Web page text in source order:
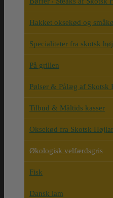
Hakket oksekød og
Specialiteter fra skotsk
På grillen
Pølser & Pålæg af Skotsk
Tilbud & Måltids kasser
Oksekød fra Skotsk
Økologisk velfærdsgris
Fisk
Dansk lam